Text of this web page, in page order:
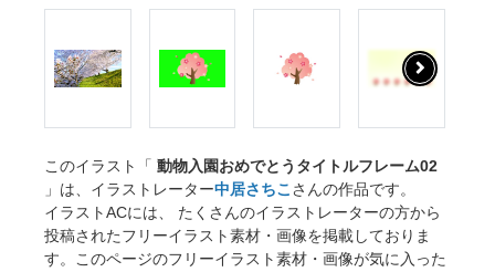
このイラスト「 動物入園おめでとうタイトルフレーム02
」は、イラストレーター中居さちこさんの作品です。
イラストACには、 たくさんのイラストレーターの方から
投稿されたフリーイラスト素材・画像を掲載しておりま
す。このページのフリーイラスト素材・画像が気に入った